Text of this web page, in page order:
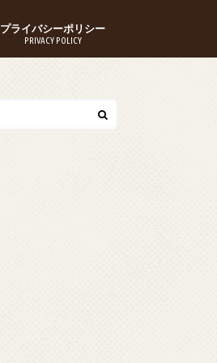
プライバシーポリシー
PRIVACY POLICY